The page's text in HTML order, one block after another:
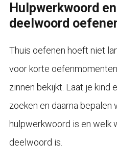
Hulpwerkwoord
deelwoord
Thuis oefenen hoeft niet
voor korte
zinnen bekijkt. Laat je kind
zoeken en daarna bepalen
hulpwerkwoord is en welk
deelwoord is.